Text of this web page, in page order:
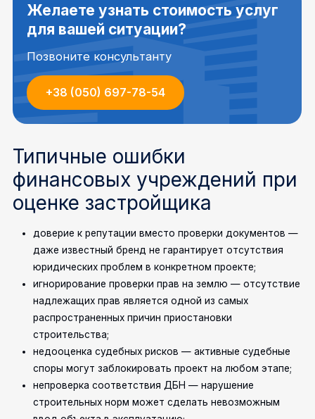
Желаете узнать стоимость услуг
для вашей ситуации?
Позвоните консультанту
+38 (050) 697-78-54
Типичные ошибки
финансовых учреждений при
оценке застройщика
доверие к репутации вместо проверки документов —
даже известный бренд не гарантирует отсутствия
юридических проблем в конкретном проекте;
игнорирование проверки прав на землю — отсутствие
надлежащих прав является одной из самых
распространенных причин приостановки
строительства;
недооценка судебных рисков — активные судебные
споры могут заблокировать проект на любом этапе;
непроверка соответствия ДБН — нарушение
строительных норм может сделать невозможным